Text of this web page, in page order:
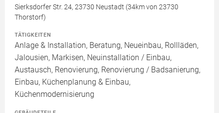
Sierksdorfer Str. 24, 23730 Neustadt (34km von 23730
Thorstorf)
TÄTIGKEITEN
Anlage & Installation, Beratung, Neueinbau, Rollläden,
Jalousien, Markisen, Neuinstallation / Einbau,
Austausch, Renovierung, Renovierung / Badsanierung,
Einbau, Küchenplanung & Einbau,
Küchenmodernisierung